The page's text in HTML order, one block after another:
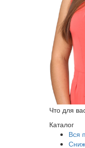
Что для
Каталог
Вся